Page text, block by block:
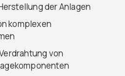
der Anlagen
komplexen
von